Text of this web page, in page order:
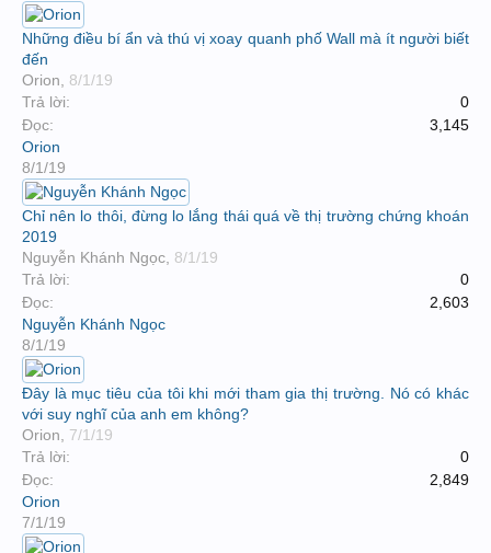
Những điều bí ẩn và thú vị xoay quanh phố Wall mà ít người biết
đến
Orion
8/1/19
Trả lời:
0
Đọc:
3,145
Orion
8/1/19
Chỉ nên lo thôi, đừng lo lắng thái quá về thị trường chứng khoán
2019
Nguyễn Khánh Ngọc 8/1/19
Trả lời:
0
Đọc:
2,603
Nguyễn Khánh Ngọc
8/1/19
Đây là mục tiêu của tôi khi mới tham gia thị trường. Nó có khác
với suy nghĩ của anh em không?
Orion
7/1/19
Trả lời:
0
Đọc:
2,849
Orion
7/1/19